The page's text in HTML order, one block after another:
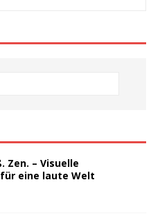
Zen. – Visuelle
eine laute Welt